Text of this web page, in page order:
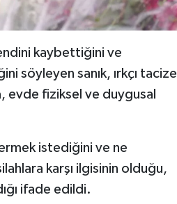
kaybettiğini ve
söyleyen sanık, ırkçı tacize
evde fiziksel ve duygusal
istediğini ve ne
karşı ilgisinin olduğu,
ifade edildi.